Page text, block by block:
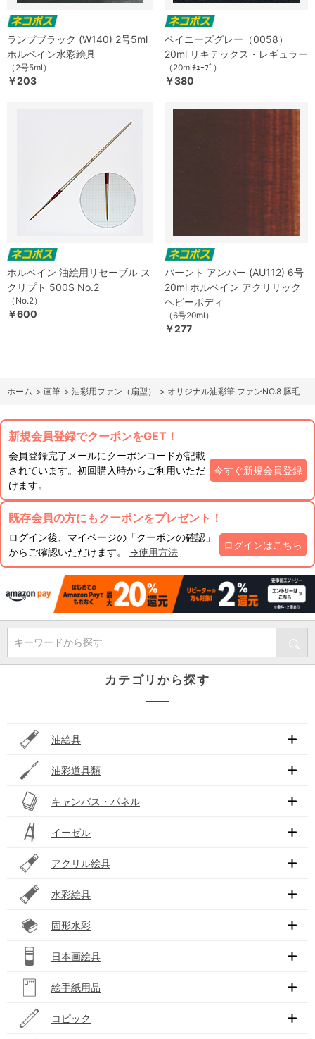
ランプブラック (W140) 2号5ml
ホルベイン水彩絵具
（2号5ml）
￥203
ペイニーズグレー（0058）
20ml リキテックス・レギュラー
（20mlﾁｭｰﾌﾞ）
￥380
ホルベイン 油絵用リセーブル ス
クリプト 500S No.2
（No.2）
￥600
バーント アンバー (AU112) 6号
20ml ホルベイン アクリリック
ヘビーボディ
（6号20ml）
￥277
ホーム > 画筆 > 油彩用ファン（扇型） > オリジナル油彩筆 ファンNO.8 豚毛
新規会員登録でクーポンをGET！
会員登録完了メールにクーポンコードが記載
されています。初回購入時からご利用いただ
けます。
今すぐ新規会員登録
既存会員の方にもクーポンをプレゼント！
ログイン後、マイページの「クーポンの確認」
からご確認いただけます。 →使用方法
ログインはこちら
キーワードから探す
カテゴリから探す
油絵具
油彩道具類
キャンバス・パネル
イーゼル
アクリル絵具
水彩絵具
固形水彩
日本画絵具
絵手紙用品
コピック